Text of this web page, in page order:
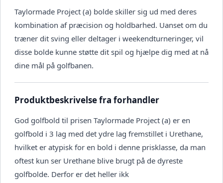
Taylormade Project (a) bolde skiller sig ud med deres
kombination af præcision og holdbarhed. Uanset om du
træner dit sving eller deltager i weekendturneringer, vil
disse bolde kunne støtte dit spil og hjælpe dig med at nå
dine mål på golfbanen.
Produktbeskrivelse fra forhandler
God golfbold til prisen Taylormade Project (a) er en
golfbold i 3 lag med det ydre lag fremstillet i Urethane,
hvilket er atypisk for en bold i denne prisklasse, da man
oftest kun ser Urethane blive brugt på de dyreste
golfbolde. Derfor er det heller ikk